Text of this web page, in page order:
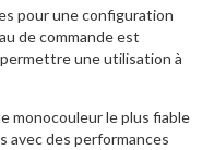
pour une configuration
de commande est
une utilisation à
monocouleur le plus fiable
avec des performances